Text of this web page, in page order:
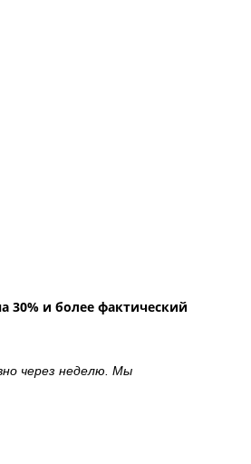
30% и более фактический
через неделю. Мы